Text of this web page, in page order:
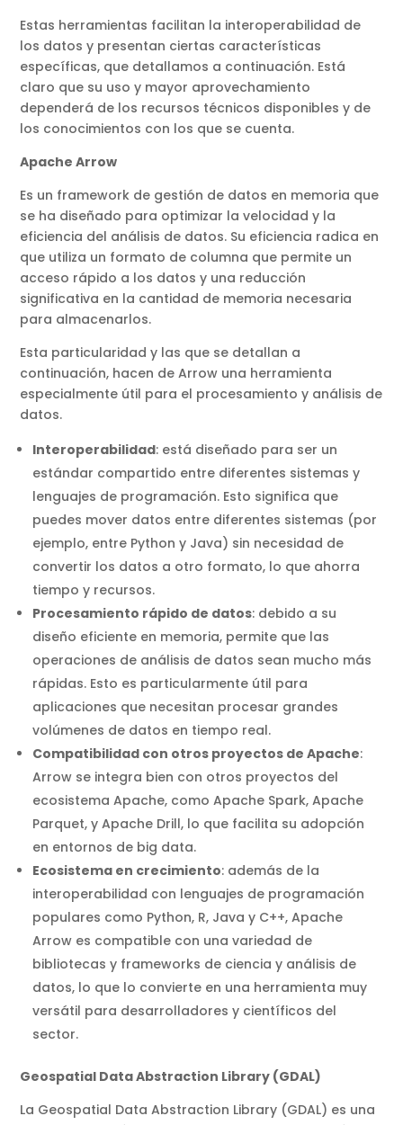
Estas herramientas facilitan la interoperabilidad de
los datos y presentan ciertas características
específicas, que detallamos a continuación. Está
claro que su uso y mayor aprovechamiento
dependerá de los recursos técnicos disponibles y de
los conocimientos con los que se cuenta.
Apache Arrow
Es un framework de gestión de datos en memoria que
se ha diseñado para optimizar la velocidad y la
eficiencia del análisis de datos. Su eficiencia radica en
que utiliza un formato de columna que permite un
acceso rápido a los datos y una reducción
significativa en la cantidad de memoria necesaria
para almacenarlos.
Esta particularidad y las que se detallan a
continuación, hacen de Arrow una herramienta
especialmente útil para el procesamiento y análisis de
datos.
Interoperabilidad: está diseñado para ser un
estándar compartido entre diferentes sistemas y
lenguajes de programación. Esto significa que
puedes mover datos entre diferentes sistemas (por
ejemplo, entre Python y Java) sin necesidad de
convertir los datos a otro formato, lo que ahorra
tiempo y recursos.
Procesamiento rápido de datos: debido a su
diseño eficiente en memoria, permite que las
operaciones de análisis de datos sean mucho más
rápidas. Esto es particularmente útil para
aplicaciones que necesitan procesar grandes
volúmenes de datos en tiempo real.
Compatibilidad con otros proyectos de Apache:
Arrow se integra bien con otros proyectos del
ecosistema Apache, como Apache Spark, Apache
Parquet, y Apache Drill, lo que facilita su adopción
en entornos de big data.
Ecosistema en crecimiento: además de la
interoperabilidad con lenguajes de programación
populares como Python, R, Java y C++, Apache
Arrow es compatible con una variedad de
bibliotecas y frameworks de ciencia y análisis de
datos, lo que lo convierte en una herramienta muy
versátil para desarrolladores y científicos del
sector.
Geospatial Data Abstraction Library (GDAL)
La Geospatial Data Abstraction Library (GDAL) es una